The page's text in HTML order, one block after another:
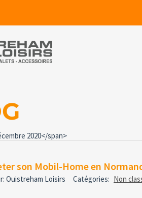
2020</span>
son Mobil-Home en
Ouistreham Loisirs Catégories: Non